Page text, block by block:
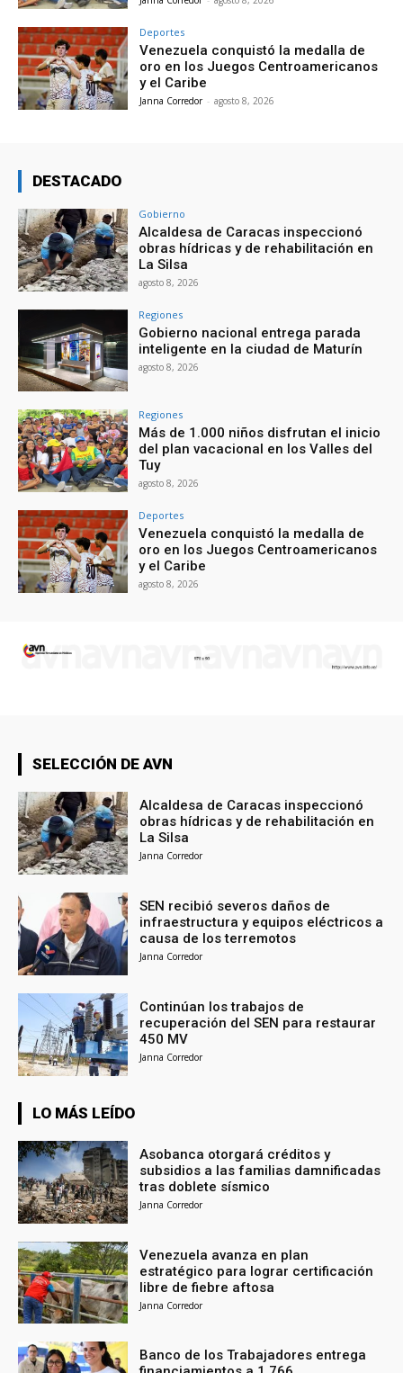
Deportes
Venezuela conquistó la medalla de
oro en los Juegos Centroamericanos
y el Caribe
Janna Corredor - agosto 8, 2026
DESTACADO
Gobierno
Alcaldesa de Caracas inspeccionó
obras hídricas y de rehabilitación en
La Silsa
agosto 8, 2026
Regiones
Gobierno nacional entrega parada
inteligente en la ciudad de Maturín
agosto 8, 2026
Regiones
Más de 1.000 niños disfrutan el inicio
del plan vacacional en los Valles del
Tuy
agosto 8, 2026
Deportes
Venezuela conquistó la medalla de
oro en los Juegos Centroamericanos
y el Caribe
agosto 8, 2026
SELECCIÓN DE AVN
Alcaldesa de Caracas inspeccionó
obras hídricas y de rehabilitación en
La Silsa
Janna Corredor
SEN recibió severos daños de
infraestructura y equipos eléctricos a
causa de los terremotos
Janna Corredor
Continúan los trabajos de
recuperación del SEN para restaurar
450 MV
Janna Corredor
LO MÁS LEÍDO
Asobanca otorgará créditos y
subsidios a las familias damnificadas
tras doblete sísmico
Janna Corredor
Venezuela avanza en plan
estratégico para lograr certificación
libre de fiebre aftosa
Janna Corredor
Banco de los Trabajadores entrega